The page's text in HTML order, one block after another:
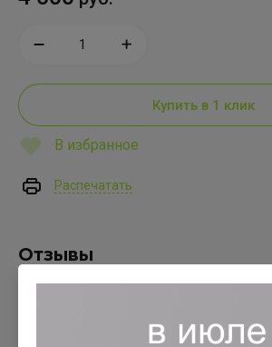
Купить в 1 клик
В избранное
Распечатать
Отзывы